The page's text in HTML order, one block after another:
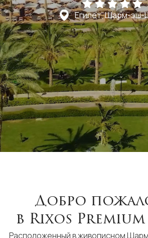
Египет, Шарм-эш-
Добро
в Rixos Premium
Расположенный в живописном